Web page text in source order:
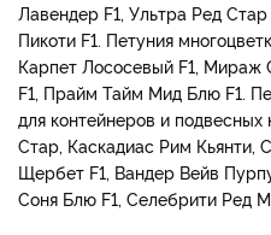
Лавендер F1, Ультра Ред
Пикоти F1. Петуния
Карпет Лососевый F1,
F1, Прайм Тайм Мид Блю F1.
для контейнеров и
Стар, Каскадиас Рим Кьянти,
Щербет F1, Вандер Вейв
Соня Блю F1, Селебрити Ред